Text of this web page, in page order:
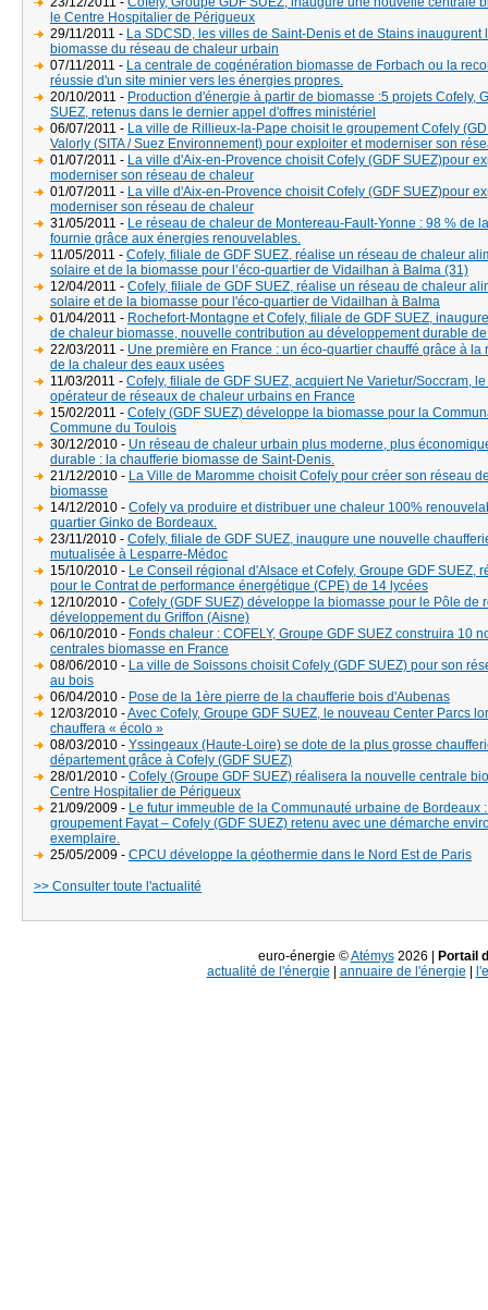
le Centre Hospitalier de Périgueux
29/11/2011 - La SDCSD, les villes de Saint-Denis et de Stains inaugurent
biomasse du réseau de chaleur urbain
07/11/2011 - La centrale de cogénération biomasse de Forbach ou la
réussie d'un site minier vers les énergies propres.
20/10/2011 - Production d'énergie à partir de biomasse :5 projets Cofely,
SUEZ, retenus dans le dernier appel d'offres ministériel
06/07/2011 - La ville de Rillieux-la-Pape choisit le groupement Cofely
Valorly (SITA / Suez Environnement) pour exploiter et moderniser son
01/07/2011 - La ville d'Aix-en-Provence choisit Cofely (GDF SUEZ)pour
moderniser son réseau de chaleur
01/07/2011 - La ville d'Aix-en-Provence choisit Cofely (GDF SUEZ)pour
moderniser son réseau de chaleur
31/05/2011 - Le réseau de chaleur de Montereau-Fault-Yonne : 98 % de
fournie grâce aux énergies renouvelables.
11/05/2011 - Cofely, filiale de GDF SUEZ, réalise un réseau de chaleur
solaire et de la biomasse pour l’éco-quartier de Vidailhan à Balma (31)
12/04/2011 - Cofely, filiale de GDF SUEZ, réalise un réseau de chaleur
solaire et de la biomasse pour l'éco-quartier de Vidailhan à Balma
01/04/2011 - Rochefort-Montagne et Cofely, filiale de GDF SUEZ,
de chaleur biomasse, nouvelle contribution au développement durable
22/03/2011 - Une première en France : un éco-quartier chauffé grâce à la
de la chaleur des eaux usées
11/03/2011 - Cofely, filiale de GDF SUEZ, acquiert Ne Varietur/Soccram,
opérateur de réseaux de chaleur urbains en France
15/02/2011 - Cofely (GDF SUEZ) développe la biomasse pour la
Commune du Toulois
30/12/2010 - Un réseau de chaleur urbain plus moderne, plus
durable : la chaufferie biomasse de Saint-Denis.
21/12/2010 - La Ville de Maromme choisit Cofely pour créer son réseau
biomasse
14/12/2010 - Cofely va produire et distribuer une chaleur 100%
quartier Ginko de Bordeaux.
23/11/2010 - Cofely, filiale de GDF SUEZ, inaugure une nouvelle
mutualisée à Lesparre-Médoc
15/10/2010 - Le Conseil régional d'Alsace et Cofely, Groupe GDF SUEZ,
pour le Contrat de performance énergétique (CPE) de 14 lycées
12/10/2010 - Cofely (GDF SUEZ) développe la biomasse pour le Pôle de
développement du Griffon (Aisne)
06/10/2010 - Fonds chaleur : COFELY, Groupe GDF SUEZ construira 10
centrales biomasse en France
08/06/2010 - La ville de Soissons choisit Cofely (GDF SUEZ) pour son
au bois
06/04/2010 - Pose de la 1ère pierre de la chaufferie bois d'Aubenas
12/03/2010 -Avec Cofely, Groupe GDF SUEZ, le nouveau Center Parcs
chauffera « écolo »
08/03/2010 - Yssingeaux (Haute-Loire) se dote de la plus grosse
département grâce à Cofely (GDF SUEZ)
28/01/2010 - Cofely (Groupe GDF SUEZ) réalisera la nouvelle centrale
Centre Hospitalier de Périgueux
21/09/2009 - Le futur immeuble de la Communauté urbaine de Bordeaux
groupement Fayat – Cofely (GDF SUEZ) retenu avec une démarche
exemplaire.
25/05/2009 - CPCU développe la géothermie dans le Nord Est de Paris
>> Consulter toute l'actualité
euro-énergie ©Atémys2026 |
Portail
actualité de l'énergie
annuaire de l'énergie